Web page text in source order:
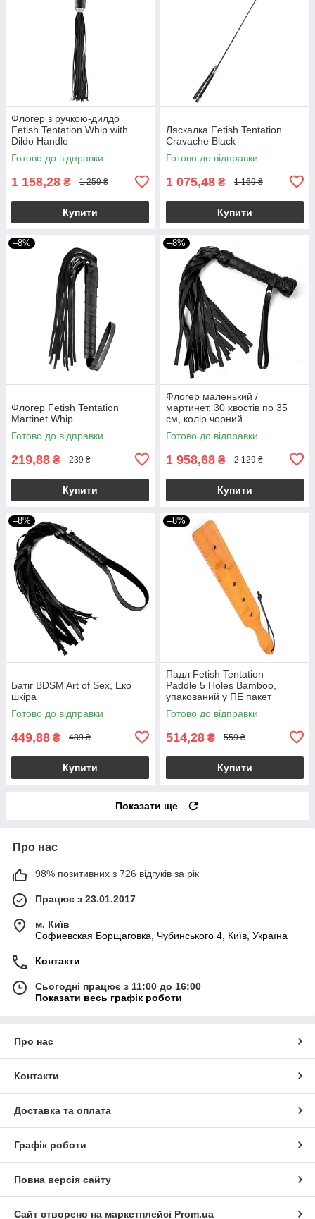
Флогер з ручкою-дилдо
Fetish Tentation Whip with
Dildo Handle
Готово до відправки
1 158,28 ₴ 1 259 ₴
Купити
Ляскалка Fetish Tentation
Cravache Black
Готово до відправки
1 075,48 ₴ 1 169 ₴
Купити
–8%
Флогер Fetish Tentation
Martinet Whip
Готово до відправки
219,88 ₴ 239 ₴
Купити
–8%
Флогер маленький /
мартинет, 30 хвостів по 35
см, колір чорний
Готово до відправки
1 958,68 ₴ 2 129 ₴
Купити
–8%
Батіг BDSM Art of Sex, Еко
шкіра
Готово до відправки
449,88 ₴ 489 ₴
Купити
–8%
Падл Fetish Tentation —
Paddle 5 Holes Bamboo,
упакований у ПЕ пакет
Готово до відправки
514,28 ₴ 559 ₴
Купити
Показати ще
Про нас
98% позитивних з 726 відгуків за рік
Працює з 23.01.2017
м. Київ
Софиевская Борщаговка, Чубинського 4, Київ, Україна
Контакти
Сьогодні працює з 11:00 до 16:00
Показати весь графік роботи
Про нас
Контакти
Доставка та оплата
Графік роботи
Повна версія сайту
Сайт створено на маркетплейсі Prom.ua